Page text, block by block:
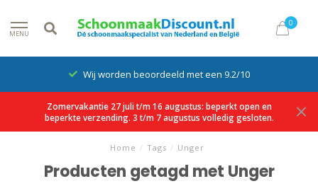
MENU
0
Wij worden beoordeeld met een 9.2/10
Zomervakantie 27 juli t/m 16 augustus: beperkt open en
beperkte verzending. 3 t/m 7 augustus volledig gesloten.
Home / Tags / Unger
Producten getagd met Unger